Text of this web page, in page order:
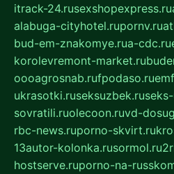
itrack-24.rusexshopexpress.ru
alabuga-cityhotel.rupornv.ru
bud-em-znakomye.rua-cdc.ru
korolevremont-market.ru
oooagrosnab.rufpodaso.ru
ukrasotki.ruseksuzbek.ru
sovratili.ruolecoon.ruvd-
rbc-news.ruporno-skvirt.ru
13autor-kolonka.rusormol.ru
hostserve.ruporno-na-